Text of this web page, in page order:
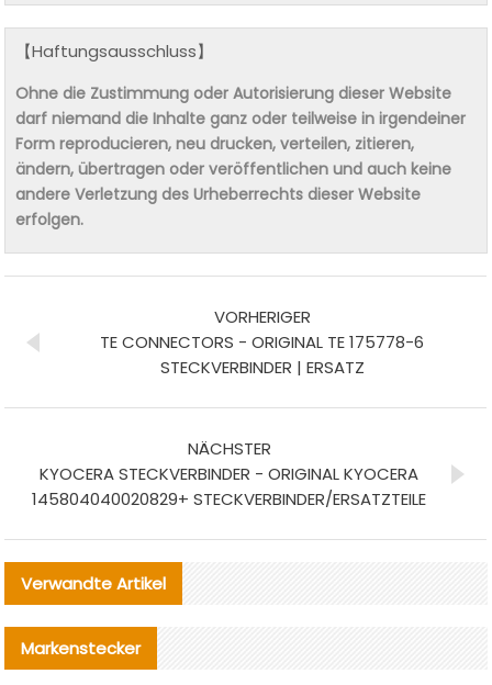
【Haftungsausschluss】
Ohne die Zustimmung oder Autorisierung dieser Website
darf niemand die Inhalte ganz oder teilweise in irgendeiner
Form reproducieren, neu drucken, verteilen, zitieren,
ändern, übertragen oder veröffentlichen und auch keine
andere Verletzung des Urheberrechts dieser Website
erfolgen.
VORHERIGER
TE CONNECTORS - ORIGINAL TE 175778-6
STECKVERBINDER | ERSATZ
NÄCHSTER
KYOCERA STECKVERBINDER - ORIGINAL KYOCERA
145804040020829+ STECKVERBINDER/ERSATZTEILE
Verwandte Artikel
Markenstecker